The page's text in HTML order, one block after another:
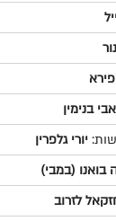
אבי בנימין
יורי גלפרין
בואנו (במבי)
לזרוב